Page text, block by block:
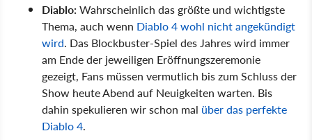
Diablo:Wahrscheinlich das größte und wichtigste
Thema, auch wenn Diablo 4 wohl nicht angekündigt
wird. Das Blockbuster-Spiel des Jahres wird immer
am Ende der jeweiligen Eröffnungszeremonie
gezeigt, Fans müssen vermutlich bis zum Schluss der
Show heute Abend auf Neuigkeiten warten. Bis
dahin spekulieren wir schon mal über das perfekte
Diablo 4.